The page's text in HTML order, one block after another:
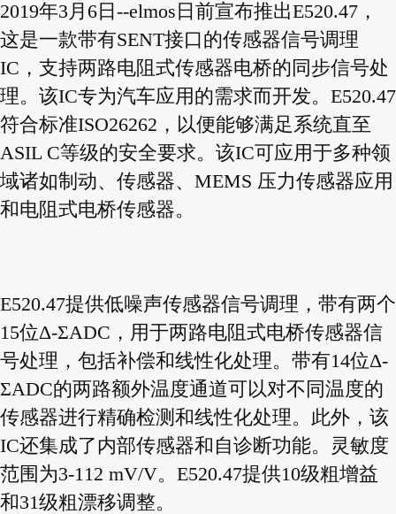
2019年3月6日--elmos日前宣布推出E520.47，
这是一款带有SENT接口的传感器信号调理
IC，支持两路电阻式传感器电桥的同步信号处
理。该IC专为汽车应用的需求而开发。E520.47
符合标准ISO26262，以便能够满足系统直至
ASIL C等级的安全要求。该IC可应用于多种领
域诸如制动、传感器、MEMS 压力传感器应用
和电阻式电桥传感器。
E520.47提供低噪声传感器信号调理，带有两个
15位Δ-ΣADC，用于两路电阻式电桥传感器信
号处理，包括补偿和线性化处理。带有14位Δ-
ΣADC的两路额外温度通道可以对不同温度的
传感器进行精确检测和线性化处理。此外，该
IC还集成了内部传感器和自诊断功能。灵敏度
范围为3-112 mV/V。E520.47提供10级粗增益
和31级粗漂移调整。